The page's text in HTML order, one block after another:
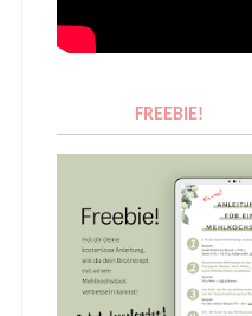
FREEBIE!